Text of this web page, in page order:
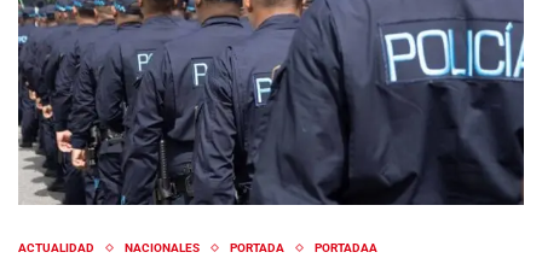
ACTUALIDAD NACIONALES PORTADA PORTADAA